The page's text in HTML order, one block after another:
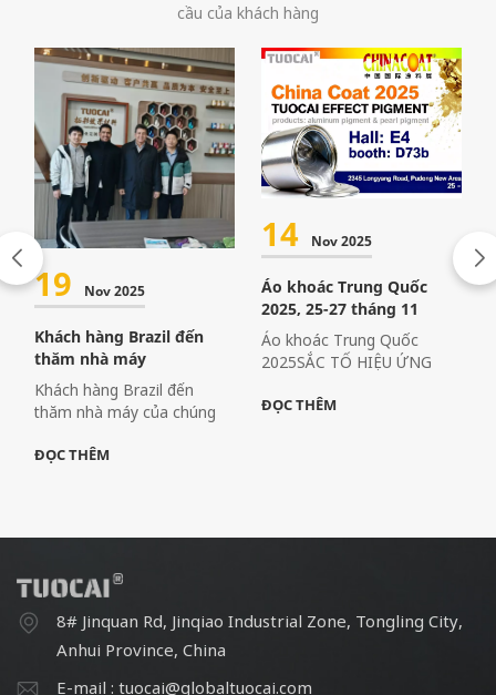
cầu của khách hàng
19 Nov 2025
Khách hàng Brazil đến
thăm nhà máy
Khách hàng Brazil đến
thăm nhà máy của chúng
tiếp và các chuyến thăm
ĐỌC THÊM
14 Nov 2025
Áo khoác Trung Quốc
2025, 25-27 tháng 11
Áo khoác Trung Quốc
2025SẮC TỐ HIỆU ỨNG
D73bcác sản phẩm:bột
ngày 25 đến ngày 27 tháng
ĐỌC THÊM
8# Jinquan Rd, Jinqiao Industrial Zone, Tongling City,
Anhui Province, China
E-mail : tuocai@globaltuocai.com